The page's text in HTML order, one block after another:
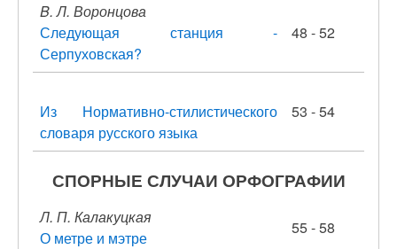
B. Л. Воронцова
Следующая станция -
Серпуховская?
48 - 52
Из Нормативно-стилистического
словаря русского языка
53 - 54
СПОРНЫЕ СЛУЧАИ ОРФОГРАФИИ
Л. П. Калакуцкая
О метре и мэтре
55 - 58